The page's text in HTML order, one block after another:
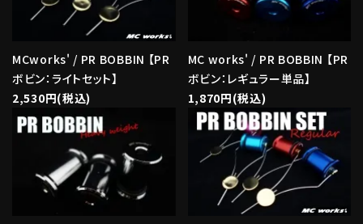
MCworks' / PR BOBBIN 【PR
ボビン：ライトセット】
2,530円(税込)
MC works' / PR BOBBIN 【PR
ボビン：レギュラー単品】
1,870円(税込)